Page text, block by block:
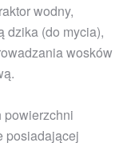
wodny,
dzika (do mycia),
wosków
powierzchni
posiadającej